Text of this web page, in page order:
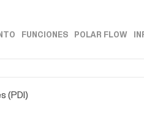
» FUNCIONES» POLAR FLOW»
(PDI)